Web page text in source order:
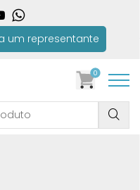
um representante
0